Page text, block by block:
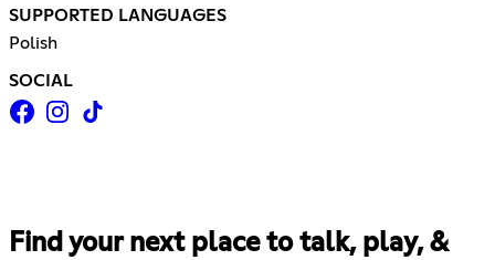
SUPPORTED LANGUAGES
Polish
SOCIAL
Find your next place to talk, play, &